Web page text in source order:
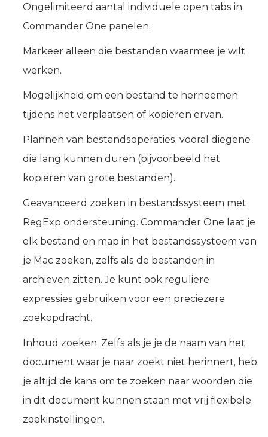
Ongelimiteerd aantal individuele open tabs in
Commander One panelen.
Markeer alleen die bestanden waarmee je wilt
werken.
Mogelijkheid om een bestand te hernoemen
tijdens het verplaatsen of kopiëren ervan.
Plannen van bestandsoperaties, vooral diegene
die lang kunnen duren (bijvoorbeeld het
kopiëren van grote bestanden).
Geavanceerd zoeken in bestandssysteem met
RegExp ondersteuning. Commander One laat je
elk bestand en map in het bestandssysteem van
je Mac zoeken, zelfs als de bestanden in
archieven zitten. Je kunt ook reguliere
expressies gebruiken voor een preciezere
zoekopdracht.
Inhoud zoeken. Zelfs als je je de naam van het
document waar je naar zoekt niet herinnert, heb
je altijd de kans om te zoeken naar woorden die
in dit document kunnen staan met vrij flexibele
zoekinstellingen.